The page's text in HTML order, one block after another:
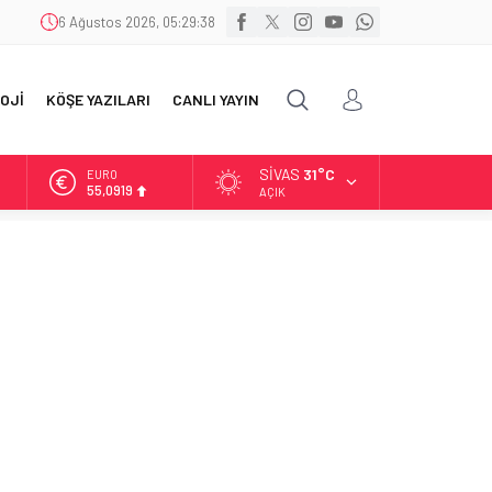
6 Ağustos 2026, 05:29:39
KÖŞE YAZILARI CANLI YAYIN
ALTIN
6.525,81
SIVAS 31°C
AÇIK